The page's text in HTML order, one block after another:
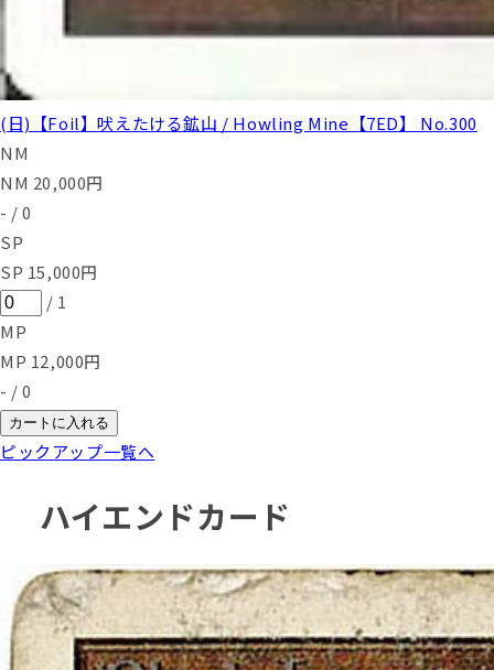
(日)【Foil】吠えたける鉱山 / Howling Mine【7ED】 No.300
NM
NM 20,000円
- / 0
SP
SP 15,000円
/ 1
MP
MP 12,000円
- / 0
カートに入れる
ピックアップ一覧へ
ハイエンドカード